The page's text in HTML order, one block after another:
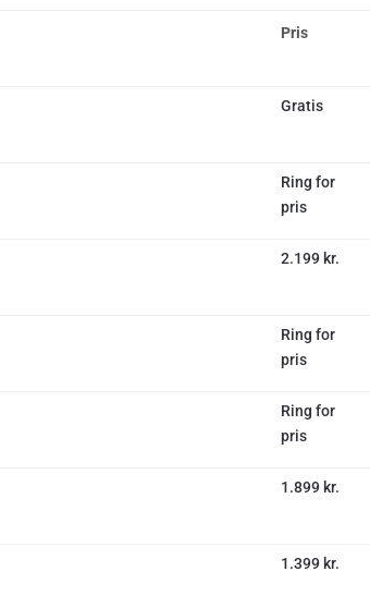
Pris
Gratis
Ring for
pris
2.199 kr.
Ring for
pris
Ring for
pris
1.899 kr.
1.399 kr.